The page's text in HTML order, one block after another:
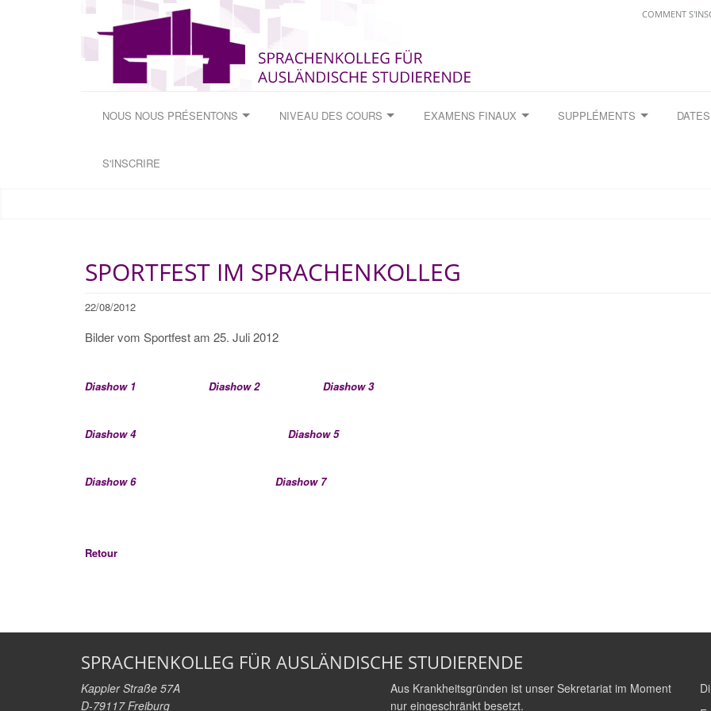
COMMENT
NOUS NOUS PRÉSENTONS NIVEAU DES COURS EXAMENS FINAUX SUPPLÉMENTS
S'INSCRIRE
SPORTFEST IM SPRACHENKOLLEG
22/08/2012
Bilder vom Sportfest am 25. Juli 2012
Diashow 1 Diashow 2 Diashow 3
Diashow 4 Diashow 5
Diashow 6 Diashow 7
Retour
SPRACHENKOLLEG FÜR AUSLÄNDISCHE STUDIERENDE
Kappler Straße 57A
D-79117 Freiburg
Aus Krankheitsgründen ist unser Sekretariat im Moment
nur eingeschränkt besetzt.